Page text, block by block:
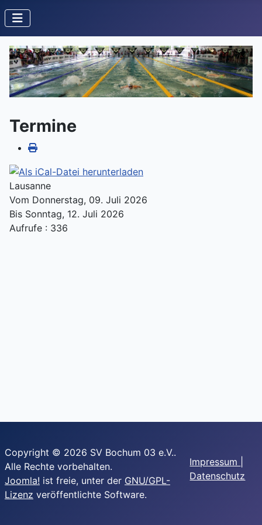
Termine
Lausanne
Vom Donnerstag, 09. Juli 2026
Bis Sonntag, 12. Juli 2026
Aufrufe : 336
Copyright © 2026 SV Bochum 03 e.V..
Alle Rechte vorbehalten.
Joomla! ist freie, unter der GNU/GPL-
Lizenz veröffentlichte Software.
Impressum
Datenschutz